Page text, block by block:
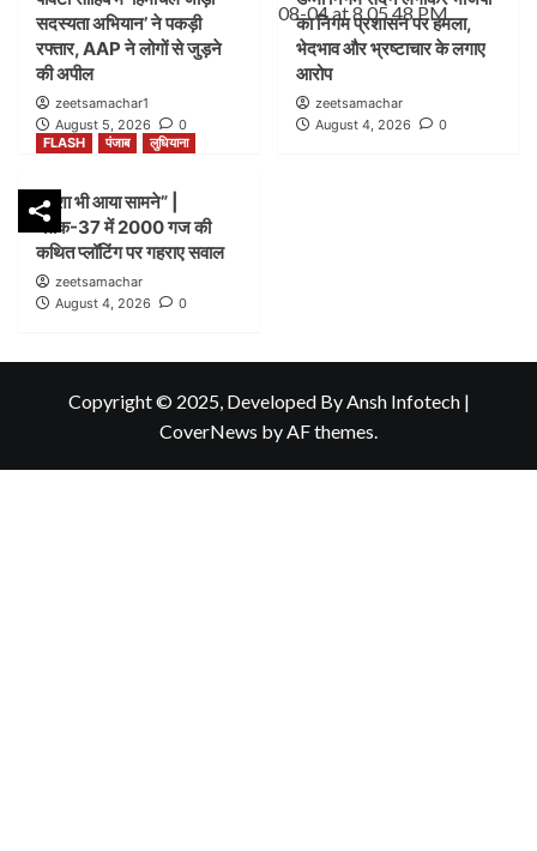
सदस्यता अभियान’ ने पकड़ी
रफ्तार, AAP ने लोगों से जुड़ने
की अपील
zeetsamachar1
August 5, 2026
0
का निगम प्रशासन पर हमला,
भेदभाव और भ्रष्टाचार के लगाए
आरोप
zeetsamachar
August 4, 2026
0
FLASH
पंजाब लुधियाना
नक्शा भी आया सामने” |
ब्लॉक-37 में 2000 गज की
कथित प्लॉटिंग पर गहराए सवाल
zeetsamachar
August 4, 2026
0
Copyright © 2025, Developed By Ansh Infotech |
CoverNews by AF themes.